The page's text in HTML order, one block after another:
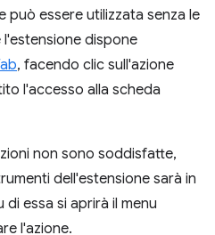
può essere utilizzata senza le
l'estensione dispone
, facendo clic sull'azione
l'accesso alla scheda
non sono soddisfatte,
dell'estensione sarà in
essa si aprirà il menu
l'azione.